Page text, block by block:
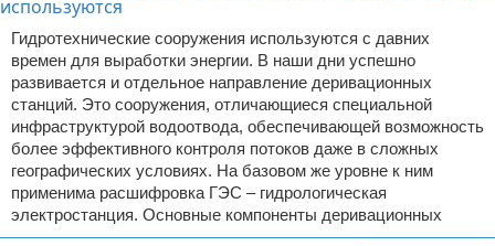
Гидротехнические сооружения используются с давних
времен для выработки энергии. В наши дни успешно
развивается и отдельное направление деривационных
станций. Это сооружения, отличающиеся специальной
инфраструктурой водоотвода, обеспечивающей возможность
более эффективного контроля потоков даже в сложных
географических условиях. На базовом же уровне к ним
применима расшифровка ГЭС – гидрологическая
электростанция. Основные компоненты деривационных